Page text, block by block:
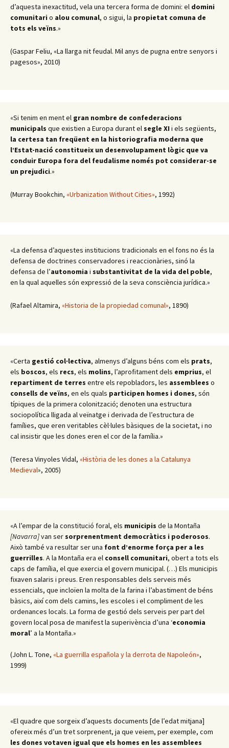
d’aquesta inexactitud, vela una tercera forma de domini: el domini
comunitari o alou comunal, o sigui, la propietat comuna de
tots els veïns.»
(Gaspar Feliu, «La llarga nit feudal. Mil anys de pugna entre senyors i
pagesos», 2010)
«Si tenim en ment el gran nombre de confederacions
municipals que existien a Europa durant el segle XI i els següents,
la certesa tan freqüent en la historiografia moderna que
l’Estat-nació constitueix un desenvolupament lògic que va
conduir Europa fora del feudalisme només pot considerar-se
un prejudici.»
(Murray Bookchin, «Urbanization Without Cities», 1992)
«La defensa d’aquestes institucions tradicionals en el fons no és la
defensa de doctrines conservadores i reaccionàries, sinó la
defensa de l’autonomia i substantivitat de la vida del poble,
en la qual aquelles són expressió de la seva consciència jurídica.»
(Rafael Altamira, «Historia de la propiedad comunal», 1890)
«Certa gestió col·lectiva, almenys d’alguns béns com els prats,
els boscos, els recs, els molins, l’aprofitament dels emprius, el
repartiment de terres entre els repobladors, les assemblees o
consells de veïns, en els quals participen homes i dones, són
típiques de la primera colonització; denoten una estructura
sociopolítica lligada al veïnatge i derivada de l’estructura de
famílies, que eren veritables cèl·lules bàsiques de la societat, i no
cal insistir que les dones eren el cor de la família.»
(Teresa Vinyoles Vidal, «Història de les dones a la Catalunya
Medieval», 2005)
«A l’empar de la constitució foral, els municipis de la Montaña
[Navarra]van ser sorprenentment democràtics i poderosos.
Això també va resultar ser una font d’enorme força per a les
guerrilles. A la Montaña era el consell comunitari, obert a tots els
caps de família, el que exercia el govern municipal. (…) Els municipis
fixaven salaris i preus. Eren responsables dels serveis més
essencials, que incloïen la molta de la farina i l’abastiment de béns
bàsics, així com dels camins, les escoles i el compliment de les
ordenances locals. La forma de gestió dels serveis per part del
govern local posa de manifest la superivència d’una ‘economia
moral’ a la Montaña.»
(John L. Tone, «La guerrilla española y la derrota de Napoleón»,
1999)
«El quadre que sorgeix d’aquests documents [de l’edat mitjana]
ofereix més d’un tret sorprenent, ja que veiem, per exemple, com
les dones votaven igual que els homes en les assemblees